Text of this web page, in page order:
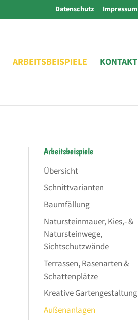
Datenschutz Impressum
ARBEITSBEISPIELE KONTAKT
Arbeitsbeispiele
Übersicht
Schnittvarianten
Baumfällung
Natursteinmauer, Kies,- &
Natursteinwege,
Sichtschutzwände
Terrassen, Rasenarten &
Schattenplätze
Kreative Gartengestaltung
Außenanlagen